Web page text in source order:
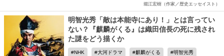
堀江宏樹（作家／歴史エッセイスト）
明智光秀「敵は本能寺にあり！」とは言ってい
ない？『麒麟がくる』は織田信長の死に残され
た謎をどう描くか
NHK 大河ドラマ 麒麟がくる 明智光秀